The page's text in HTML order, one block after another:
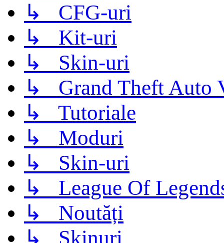
↳ CFG-uri
↳ Kit-uri
↳ Skin-uri
↳ Grand Theft Auto
↳ Tutoriale
↳ Moduri
↳ Skin-uri
↳ League Of
↳ Noutăți
↳ Skinuri